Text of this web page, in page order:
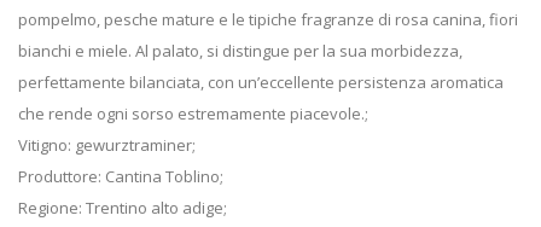
pompelmo, pesche mature e le tipiche fragranze di rosa canina, fiori
bianchi e miele. Al palato, si distingue per la sua morbidezza,
perfettamente bilanciata, con un’eccellente persistenza aromatica
che rende ogni sorso estremamente piacevole.;
Vitigno: gewurztraminer;
Produttore: Cantina Toblino;
Regione: Trentino alto adige;